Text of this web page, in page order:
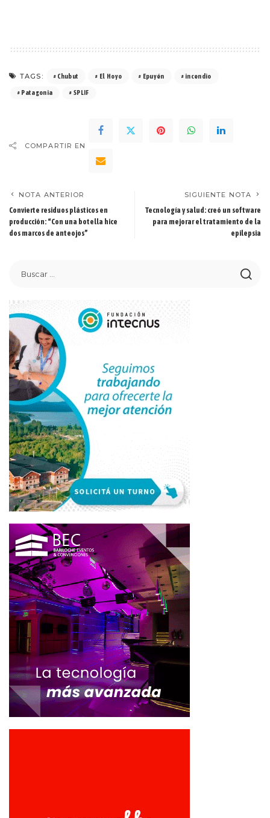
TAGS: Chubut El Hoyo Epuyén incendio
Patagonia SPLIF
COMPARTIR EN
NOTA ANTERIOR
Convierte residuos plásticos en
producción: “Con una botella hice
dos marcos de anteojos”
SIGUIENTE NOTA
Tecnología y salud: creó un software
para mejorar el tratamiento de la
epilepsia